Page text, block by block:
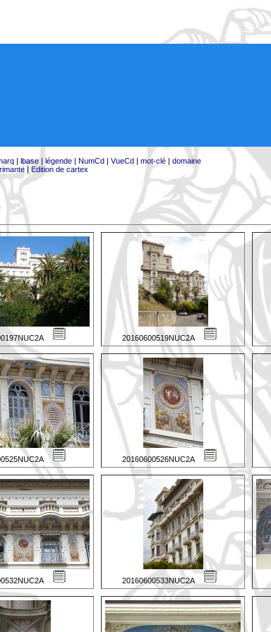
| lbase| légende| NumCd| VueCd| mot-clé| domaine
| Edition de cartex
20160600519NUC2A
20160600526NUC2A
20160600533NUC2A